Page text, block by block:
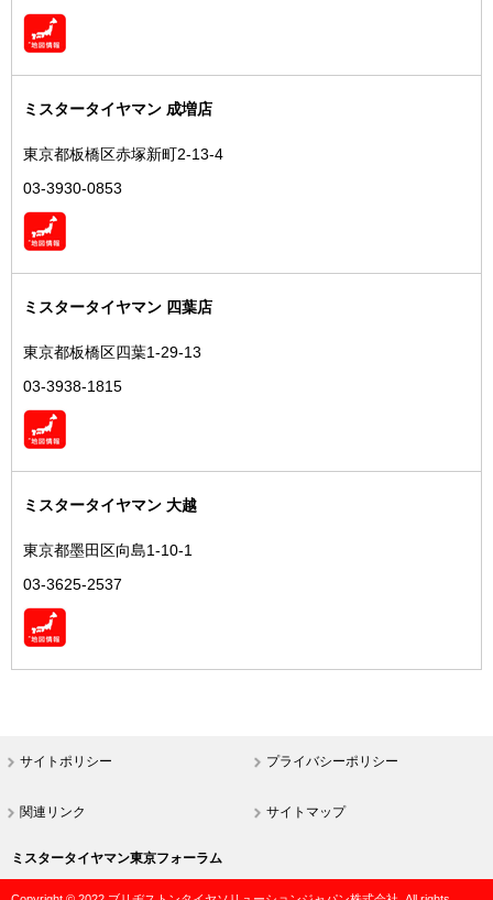
ミスタータイヤマン 成増店
東京都板橋区赤塚新町2-13-4
03-3930-0853
ミスタータイヤマン 四葉店
東京都板橋区四葉1-29-13
03-3938-1815
ミスタータイヤマン 大越
東京都墨田区向島1-10-1
03-3625-2537
サイトポリシー プライバシーポリシー
関連リンク サイトマップ
ミスタータイヤマン東京フォーラム